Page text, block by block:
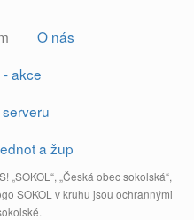
O nás
- akce
a žup
„Česká obec sokolská“,
SOKOL v kruhu jsou ochrannými